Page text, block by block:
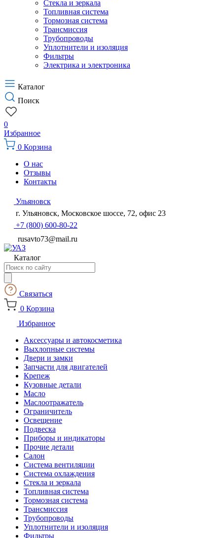
Стекла и зеркала
Топливная система
Тормозная система
Трансмиссия
Трубопроводы
Уплотнители и изоляция
Фильтры
Электрика и электроника
Каталог
Поиск
0
Избранное
0 Корзина
О нас
Отзывы
Контакты
Ульяновск
г. Ульяновск, Московское шоссе, 72, офис 23
+7 (800) 600-80-22
rusavto73@mail.ru
Каталог
Поиск
товаров
Связаться
0 Корзина
Избранное
Аксессуары и автокосметика
Выхлопные системы
Двери и замки
Запчасти для двигателей
Крепеж
Кузовные детали
Масло
Маслоотражатель
Ограничитель
Освещение
Подвеска
Приборы и индикаторы
Прочие детали
Салон
Система вентиляции
Система охлаждения
Стекла и зеркала
Топливная система
Тормозная система
Трансмиссия
Трубопроводы
Уплотнители и изоляция
Фильтры